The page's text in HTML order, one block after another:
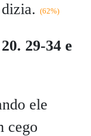
dizia. (62%)
29-34 e
ele
cego